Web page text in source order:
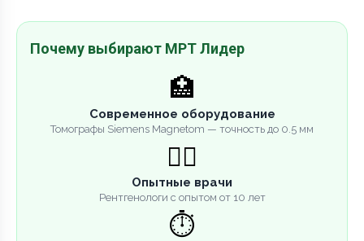
Почему выбирают МРТ Лидер
🏥
Современное оборудование
Томографы Siemens Magnetom — точность до 0.5 мм
👨‍⚕️
Опытные врачи
Рентгенологи с опытом от 10 лет
⏱️